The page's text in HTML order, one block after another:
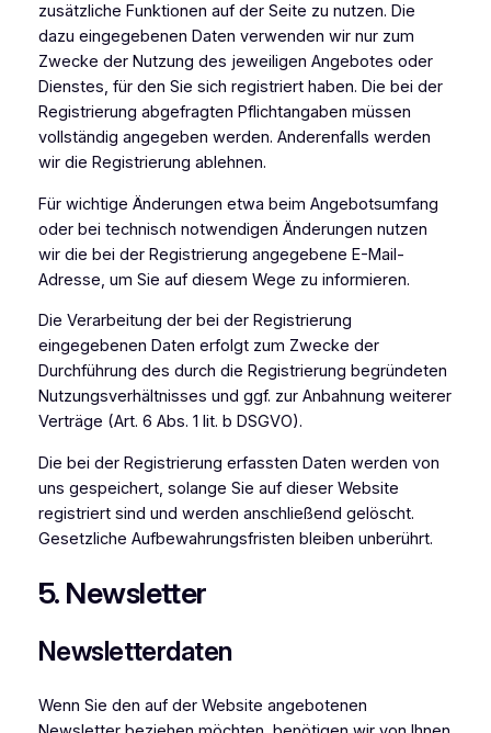
zusätzliche Funktionen auf der Seite zu nutzen. Die
dazu eingegebenen Daten verwenden wir nur zum
Zwecke der Nutzung des jeweiligen Angebotes oder
Dienstes, für den Sie sich registriert haben. Die bei der
Registrierung abgefragten Pflichtangaben müssen
vollständig angegeben werden. Anderenfalls werden
wir die Registrierung ablehnen.
Für wichtige Änderungen etwa beim Angebotsumfang
oder bei technisch notwendigen Änderungen nutzen
wir die bei der Registrierung angegebene E-Mail-
Adresse, um Sie auf diesem Wege zu informieren.
Die Verarbeitung der bei der Registrierung
eingegebenen Daten erfolgt zum Zwecke der
Durchführung des durch die Registrierung begründeten
Nutzungsverhältnisses und ggf. zur Anbahnung weiterer
Verträge (Art. 6 Abs. 1 lit. b DSGVO).
Die bei der Registrierung erfassten Daten werden von
uns gespeichert, solange Sie auf dieser Website
registriert sind und werden anschließend gelöscht.
Gesetzliche Aufbewahrungsfristen bleiben unberührt.
5. Newsletter
Newsletter­daten
Wenn Sie den auf der Website angebotenen